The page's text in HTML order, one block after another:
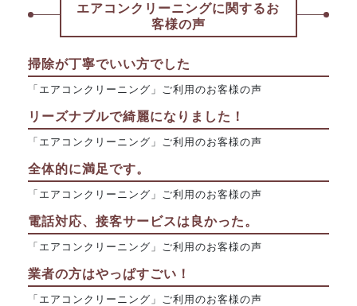
エアコンクリーニングに関するお
客様の声
掃除が丁寧でいい方でした
「エアコンクリーニング」ご利用のお客様の声
リーズナブルで綺麗になりました！
「エアコンクリーニング」ご利用のお客様の声
全体的に満足です。
「エアコンクリーニング」ご利用のお客様の声
電話対応、接客サービスは良かった。
「エアコンクリーニング」ご利用のお客様の声
業者の方はやっぱすごい！
「エアコンクリーニング」ご利用のお客様の声